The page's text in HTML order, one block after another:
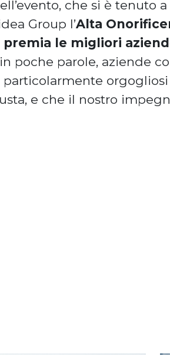
che si è tenuto
Group l’Alta
premia le migliori
poche parole, aziende
particolarmente
e che il nostro